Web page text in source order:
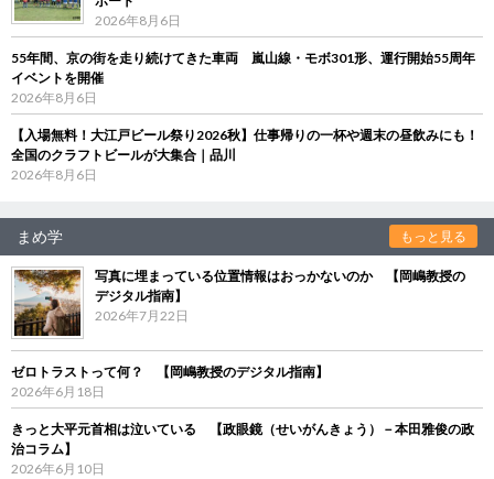
2026年8月6日
55年間、京の街を走り続けてきた車両 嵐山線・モボ301形、運行開始55周年
イベントを開催
2026年8月6日
【入場無料！大江戸ビール祭り2026秋】仕事帰りの一杯や週末の昼飲みにも！
全国のクラフトビールが大集合｜品川
2026年8月6日
まめ学 もっと見る
写真に埋まっている位置情報はおっかないのか 【岡嶋教授の
デジタル指南】
2026年7月22日
ゼロトラストって何？ 【岡嶋教授のデジタル指南】
2026年6月18日
きっと大平元首相は泣いている 【政眼鏡（せいがんきょう）－本田雅俊の政
治コラム】
2026年6月10日